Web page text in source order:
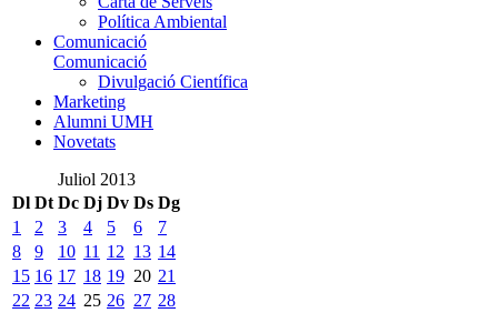
Política Ambiental
Comunicació
Comunicació
Divulgació Científica
Marketing
Alumni UMH
Novetats
Juliol 2013
Dl Dt Dc Dj Dv Ds Dg
1
2 3 4 5 6
7
8
9 10 11 12 13 14
15 16 17 18 19 20 21
22 23 24 25 26 27 28